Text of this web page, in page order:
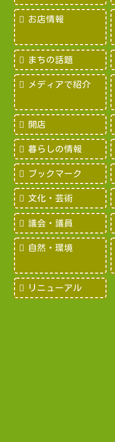
お店情報
まちの話題
メディアで紹介
開店
暮らしの情報
ブックマーク
文化・芸術
議会・議員
自然・環境
リニューアル